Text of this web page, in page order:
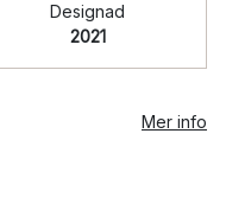
Designad
2021
Mer info